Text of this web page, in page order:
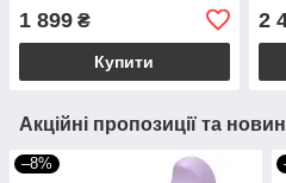
1 899 ₴
Купити
2
Акційні пропозиції та
–8%